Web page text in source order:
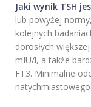
Jaki wynik TSH
lub powyżej
kolejnych
dorosłych
mIU/l, a także
FT3. Minimalne